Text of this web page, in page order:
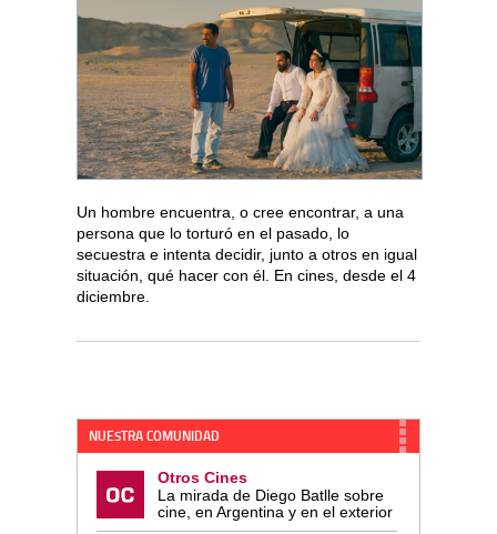
Un hombre encuentra, o cree encontrar, a una
persona que lo torturó en el pasado, lo
secuestra e intenta decidir, junto a otros en igual
situación, qué hacer con él. En cines, desde el 4
diciembre.
NUESTRA COMUNIDAD
Otros Cines
La mirada de Diego Batlle sobre
cine, en Argentina y en el exterior